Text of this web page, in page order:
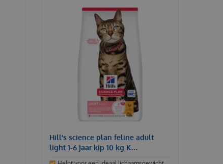
Hill's science plan feline adult
light 1-6 jaar kip 10 kg K…